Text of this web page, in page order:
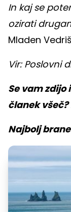
In kaj se
ozirati
Mladen
Vir: Poslovni
Se vam
članek
Najbolj